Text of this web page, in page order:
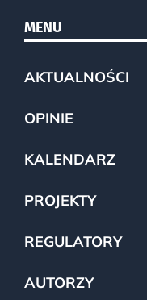
MENU
AKTUALNOŚCI
OPINIE
KALENDARZ
PROJEKTY
REGULATORY
AUTORZY